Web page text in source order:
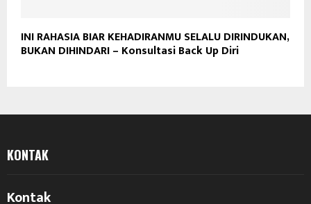
INI RAHASIA BIAR KEHADIRANMU SELALU DIRINDUKAN,
BUKAN DIHINDARI – Konsultasi Back Up Diri
KONTAK
Kontak